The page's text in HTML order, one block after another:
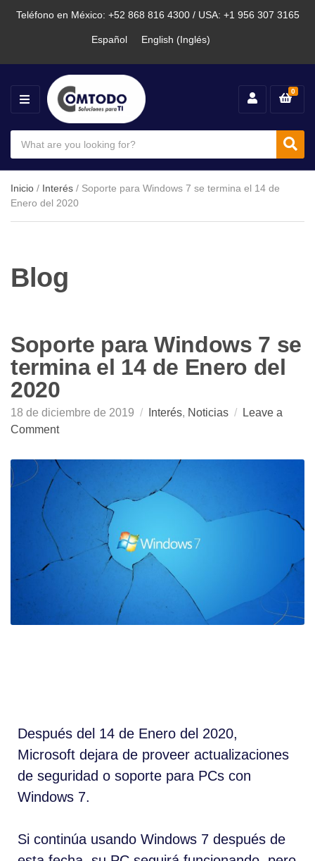
Teléfono en México: +52 868 816 4300 / USA: +1 956 307 3165
Español English (Inglés)
M
E
N
U
a
e
g
r
m
e
S
a
r
c
h
r
t
S
e
c
0
Inicio / Interés / Soporte para Windows 7 se termina el 14 de
Enero del 2020
Blog
Soporte para Windows 7 se
termina el 14 de Enero del
2020
18 de diciembre de 2019 Interés, Noticias
Leave a
Comment
Después del 14 de Enero del 2020,
Microsoft dejara de proveer actualizaciones
de seguridad o soporte para PCs con
Windows 7.
Si continúa usando Windows 7 después de